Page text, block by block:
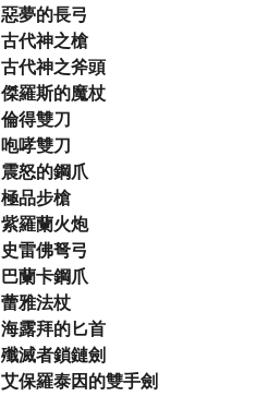
惡夢的長弓
古代神之槍
古代神之斧頭
傑羅斯的魔杖
倫得雙刀
咆哮雙刀
震怒的鋼爪
極品步槍
紫羅蘭火炮
史雷佛弩弓
巴蘭卡鋼爪
蕾雅法杖
海露拜的匕首
殲滅者鎖鏈劍
艾保羅泰因的雙手劍